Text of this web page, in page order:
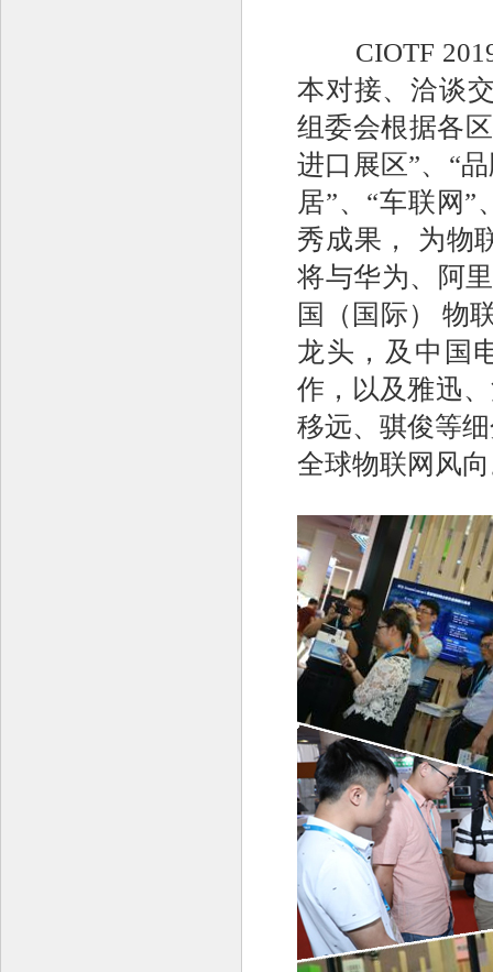
CIOTF 2019
本对接、洽谈
组委会根据各
进口展区”、“
居”、“车联网
秀成果， 为物
将与华为、阿
国（国际） 物
龙头，及中国
作，以及雅迅
移远、骐俊等
全球物联网风